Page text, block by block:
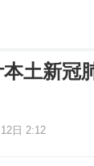
土新冠
日 2:12